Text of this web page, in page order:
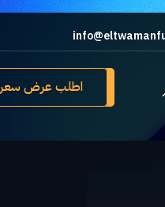
اطلب عرض سعر